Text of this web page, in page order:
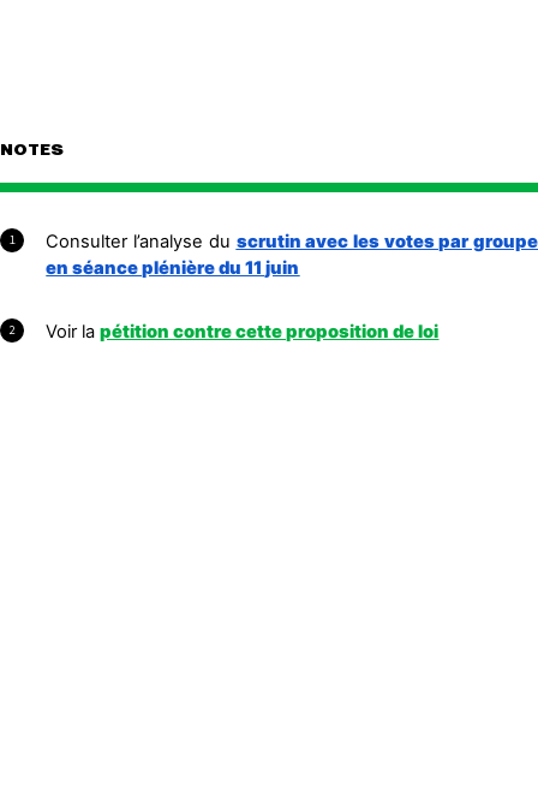
NOTES
1 Consulter l’analyse du scrutin avec les votes par groupe
en séance plénière du 11 juin
2 Voir lapétition contre cette proposition de loi